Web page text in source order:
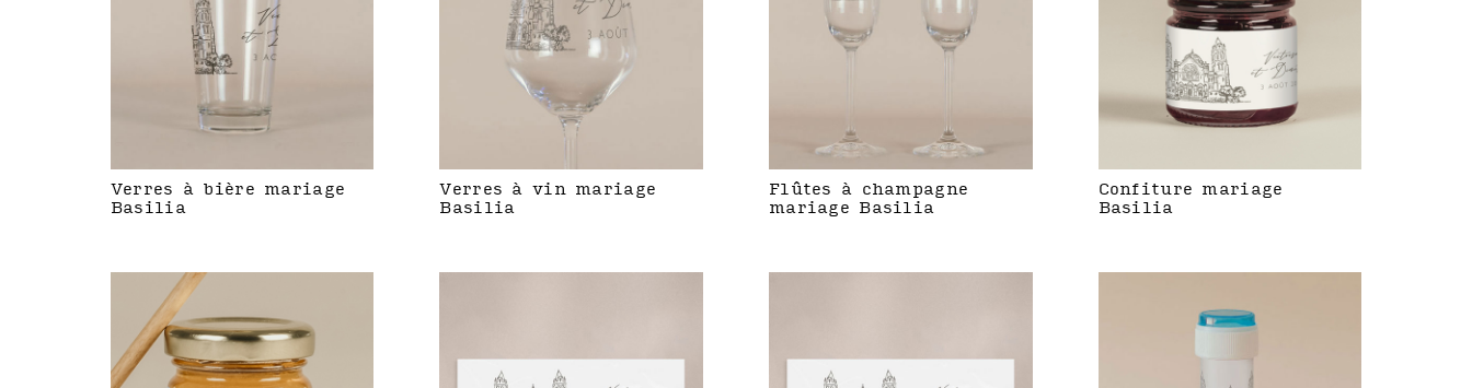
Verres à bière mariage
Basilia
Verres à vin mariage
Basilia
Flûtes à champagne
mariage Basilia
Confiture mariage
Basilia